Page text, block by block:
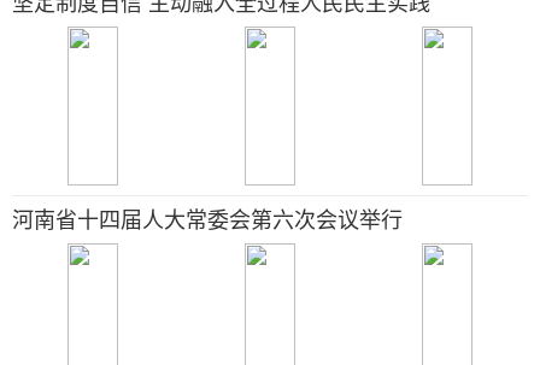
河南省十四届人大常委会第六次会议举行